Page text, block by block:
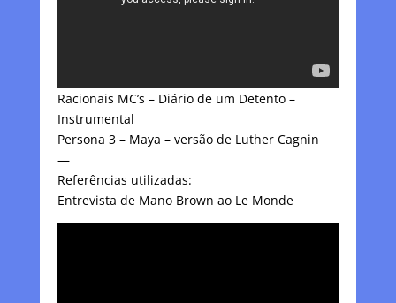
Racionais MC’s – Diário de um Detento –
Instrumental
Persona 3 – Maya – versão de Luther Cagnin
—
Referências utilizadas:
Entrevista de Mano Brown ao Le Monde